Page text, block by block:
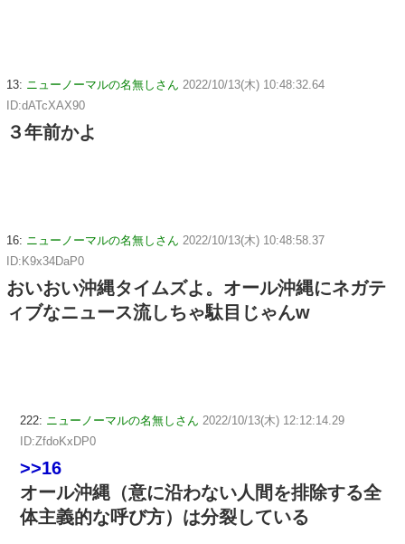
13: ニューノーマルの名無しさん 2022/10/13(木) 10:48:32.64
ID:dATcXAX90
３年前かよ
16: ニューノーマルの名無しさん 2022/10/13(木) 10:48:58.37
ID:K9x34DaP0
おいおい沖縄タイムズよ。オール沖縄にネガテ
ィブなニュース流しちゃ駄目じゃんw
222: ニューノーマルの名無しさん 2022/10/13(木) 12:12:14.29
ID:ZfdoKxDP0
>>16
オール沖縄（意に沿わない人間を排除する全
体主義的な呼び方）は分裂している